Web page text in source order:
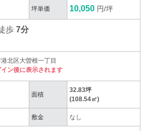
坪単価 10,050 円/坪
歩7分
北区大曽根一丁目
ン後に表示されます
面積
32.83坪
(108.54㎡)
敷金 なし